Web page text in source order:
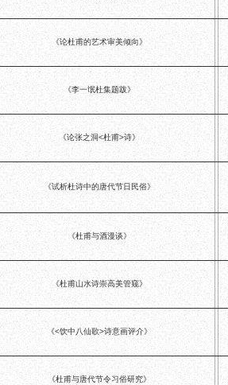
《论杜甫的艺术审美倾向》
《李一氓杜集题跋》
《论张之洞<杜甫>诗》
《试析杜诗中的唐代节日民俗》
《杜甫与酒漫谈》
《杜甫山水诗崇高美管窥》
《<饮中八仙歌>诗意画评介》
《杜甫与唐代节令习俗研究》